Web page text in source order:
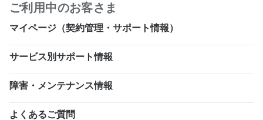
ご利用中のお客さま
マイページ（契約管理・サポート情報）
サービス別サポート情報
障害・メンテナンス情報
よくあるご質問